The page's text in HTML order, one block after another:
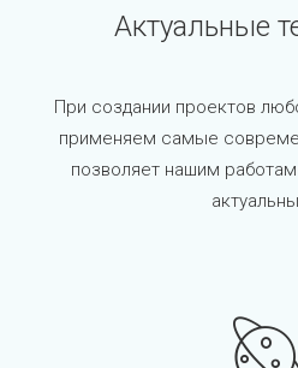
Актуальные
При создании проектов
применяем самые
позволяет нашим